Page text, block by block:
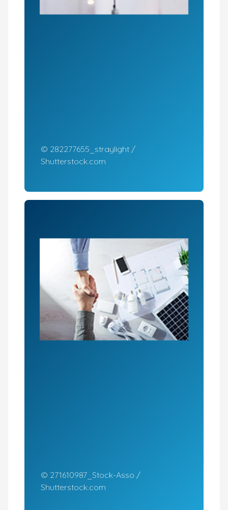
© 282277655_straylight /
Shutterstock.com
© 271610987_Stock-Asso /
Shutterstock.com